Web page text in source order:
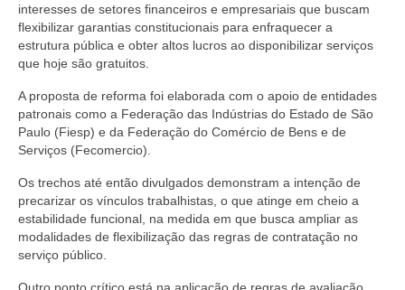
interesses de setores financeiros e empresariais que buscam
flexibilizar garantias constitucionais para enfraquecer a
estrutura pública e obter altos lucros ao disponibilizar serviços
que hoje são gratuitos.
A proposta de reforma foi elaborada com o apoio de entidades
patronais como a Federação das Indústrias do Estado de São
Paulo (Fiesp) e da Federação do Comércio de Bens e de
Serviços (Fecomercio).
Os trechos até então divulgados demonstram a intenção de
precarizar os vínculos trabalhistas, o que atinge em cheio a
estabilidade funcional, na medida em que busca ampliar as
modalidades de flexibilização das regras de contratação no
serviço público.
Outro ponto crítico está na aplicação de regras de avaliação